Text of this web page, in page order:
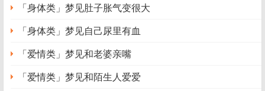
「身体类」梦见肚子胀气变很大
「身体类」梦见自己尿里有血
「爱情类」梦见和老婆亲嘴
「爱情类」梦见和陌生人爱爱